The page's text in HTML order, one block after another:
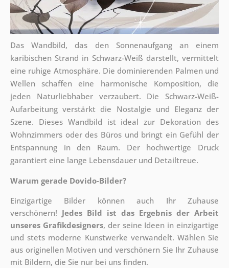
Das Wandbild, das den Sonnenaufgang an einem
karibischen Strand in Schwarz-Weiß darstellt, vermittelt
eine ruhige Atmosphäre. Die dominierenden Palmen und
Wellen schaffen eine harmonische Komposition, die
jeden Naturliebhaber verzaubert. Die Schwarz-Weiß-
Aufarbeitung verstärkt die Nostalgie und Eleganz der
Szene. Dieses Wandbild ist ideal zur Dekoration des
Wohnzimmers oder des Büros und bringt ein Gefühl der
Entspannung in den Raum. Der hochwertige Druck
garantiert eine lange Lebensdauer und Detailtreue.
Warum gerade Dovido-Bilder?
Einzigartige Bilder können auch Ihr Zuhause
verschönern! Jedes Bild ist das Ergebnis der Arbeit
unseres Grafikdesigners, der seine Ideen in einzigartige
und stets moderne Kunstwerke verwandelt. Wählen Sie
aus originellen Motiven und verschönern Sie Ihr Zuhause
mit Bildern, die Sie nur bei uns finden.